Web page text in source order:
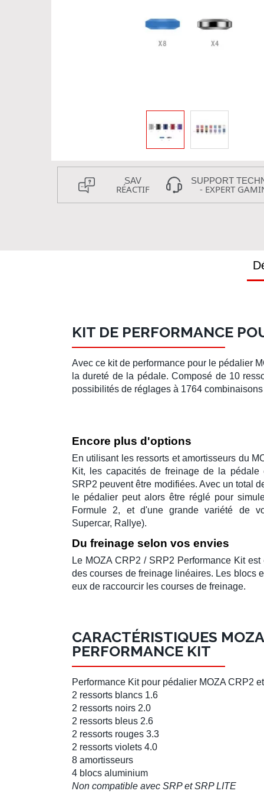
SAV
RÉACTIF
SUPPORT
- EXPERT
KIT DE PERFORMANCE
Avec ce kit de performance pour le pédalier
la dureté de la pédale. Composé de 10
possibilités de réglages à 1764
Encore plus d'options
En utilisant les ressorts et amortisseurs du
Kit, les capacités de freinage de la
SRP2 peuvent être modifiées. Avec un total
le pédalier peut alors être réglé pour
Formule 2, et d'une grande variété de
Supercar, Rallye).
Du freinage selon vos envies
Le MOZA CRP2 / SRP2 Performance Kitest
des courses de freinage linéaires. Les blocs
eux de raccourcir les courses de freinage.
CARACTÉRISTIQUES
PERFORMANCE KIT
Performance Kitpour pédalier MOZA CRP2
2 ressorts blancs 1.6
2 ressorts noirs 2.0
2 ressorts bleus 2.6
2 ressorts rouges 3.3
2 ressorts violets 4.0
8 amortisseurs
4 blocs aluminium
Non compatible avec SRP et SRP LITE